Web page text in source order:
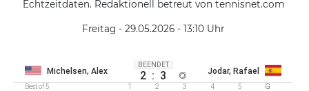
Echtzeitdaten. Redaktionell betreut von tennisnet.com
Freitag - 29.05.2026 - 13:10 Uhr
Michelsen, Alex
BEENDET
2 : 3 Jodar, Rafael
Best of 5 1 2 3 4 5 G